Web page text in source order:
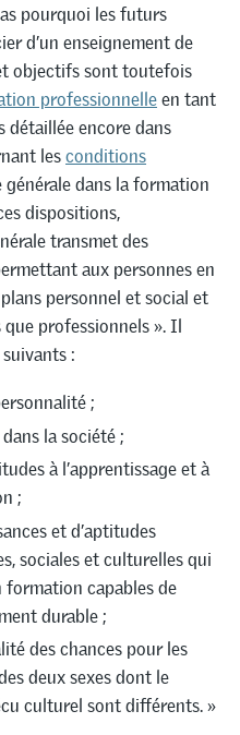
pourquoi les futurs
d’un enseignement de
objectifs sont toutefois
professionnelleen tant
détaillée encore dans
lesconditions
dans la formation
dispositions,
transmet des
aux personnes en
personnel et social et
professionnels ». Il
:
;
la société ;
à l’apprentissage et à
;
et d’aptitudes
sociales et culturelles qui
formation capables de
durable ;
des chances pour les
deux sexes dont le
culturel sont différents. »